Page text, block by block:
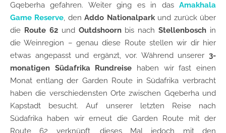
Gqeberha gefahren. Weiter ging es in das Amakhala
Game Reserve, denAddo Nationalpark und zurück über
die Route 62und Outdshoornbis nachStellenbosch in
die Weinregion – genau diese Route stellen wir dir hier
etwas angepasst und ergänzt, vor. Während unserer 3-
monatigen Südafrika Rundreise haben wir fast einen
Monat entlang der Garden Route in Südafrika verbracht
haben die verschiedensten Orte zwischen Gqeberha und
Kapstadt besucht. Auf unserer letzten Reise nach
Südafrika haben wir erneut die Garden Route mit der
Route 62 verknüpft, dieses Mal jedoch mit den